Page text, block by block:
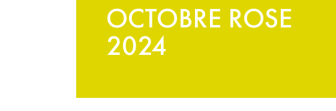
OCTOBRE ROSE
2024